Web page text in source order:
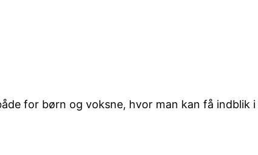
for børn og voksne, hvor man kan få